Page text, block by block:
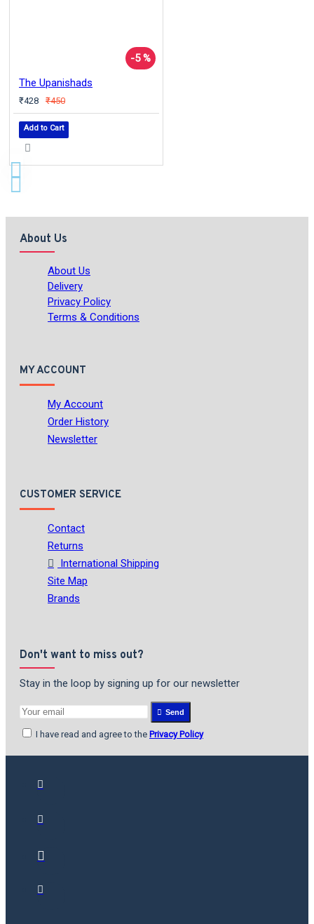
-5 %
The Upanishads
₹428 ₹450
Add to Cart
About Us
About Us
Delivery
Privacy Policy
Terms & Conditions
MY ACCOUNT
My Account
Order History
Newsletter
CUSTOMER SERVICE
Contact
Returns
International Shipping
Site Map
Brands
Don't want to miss out?
Stay in the loop by signing up for our newsletter
Send
I have read and agree to the Privacy Policy